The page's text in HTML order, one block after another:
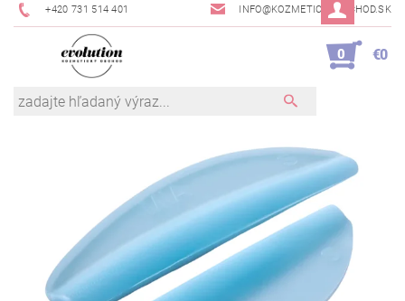
+420 731 514 401 INFO@KOZMETICKYOBCHOD.SK
0 €0